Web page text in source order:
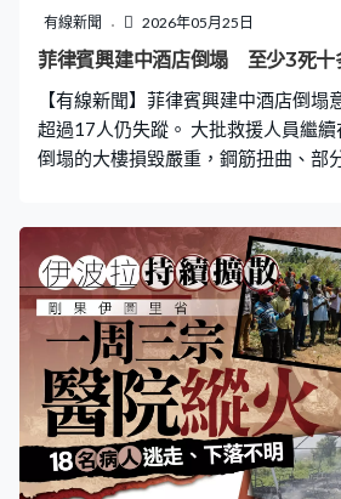
派員在現場協助指揮交通。
有線新聞 2026年05月25日
菲律賓興建中酒店倒塌 至少3死十
【有線新聞】菲律賓興建中酒店倒塌
超過17人仍失蹤。 大批救援人員繼續
倒塌的大樓損毀嚴重，鋼筋扭曲、部
有瓦礫亦擊中附近酒店，導致一名
亡。 當局指事發時大樓正加建多一層
故原因。